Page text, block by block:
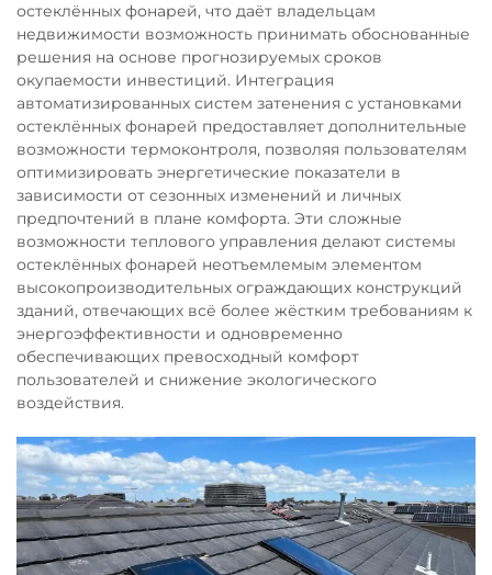
остеклённых фонарей, что даёт владельцам
недвижимости возможность принимать обоснованные
решения на основе прогнозируемых сроков
окупаемости инвестиций. Интеграция
автоматизированных систем затенения с установками
остеклённых фонарей предоставляет дополнительные
возможности термоконтроля, позволяя пользователям
оптимизировать энергетические показатели в
зависимости от сезонных изменений и личных
предпочтений в плане комфорта. Эти сложные
возможности теплового управления делают системы
остеклённых фонарей неотъемлемым элементом
высокопроизводительных ограждающих конструкций
зданий, отвечающих всё более жёстким требованиям к
энергоэффективности и одновременно
обеспечивающих превосходный комфорт
пользователей и снижение экологического
воздействия.